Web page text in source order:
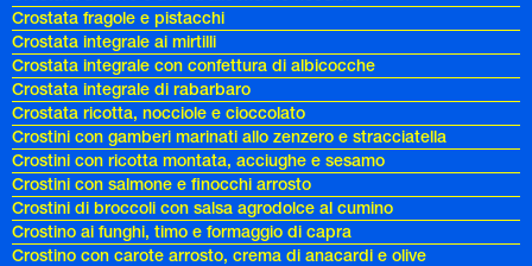
Crostata fragole e pistacchi
Crostata integrale ai mirtilli
Crostata integrale con confettura di albicocche
Crostata integrale di rabarbaro
Crostata ricotta, nocciole e cioccolato
Crostini con gamberi marinati allo zenzero e stracciatella
Crostini con ricotta montata, acciughe e sesamo
Crostini con salmone e finocchi arrosto
Crostini di broccoli con salsa agrodolce al cumino
Crostino ai funghi, timo e formaggio di capra
Crostino con carote arrosto, crema di anacardi e olive